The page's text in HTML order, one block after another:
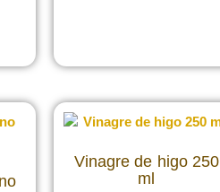
Vinagre de higo 250
ml